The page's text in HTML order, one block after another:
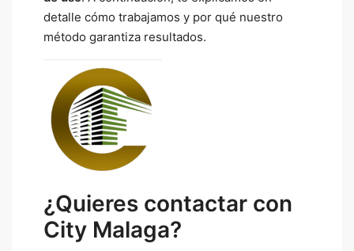
detalle cómo trabajamos y por qué nuestro
método garantiza resultados.
¿Quieres contactar con
City Malaga?